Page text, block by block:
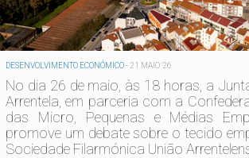
DESENVOLVIMENTO ECONÓMICO- 21 MAIO '26
No dia 26 de maio, às 18 horas, a
Arrentela, em parceria com a
das Micro, Pequenas e Médias
promove um debate sobre o tecido
Sociedade Filarmónica União